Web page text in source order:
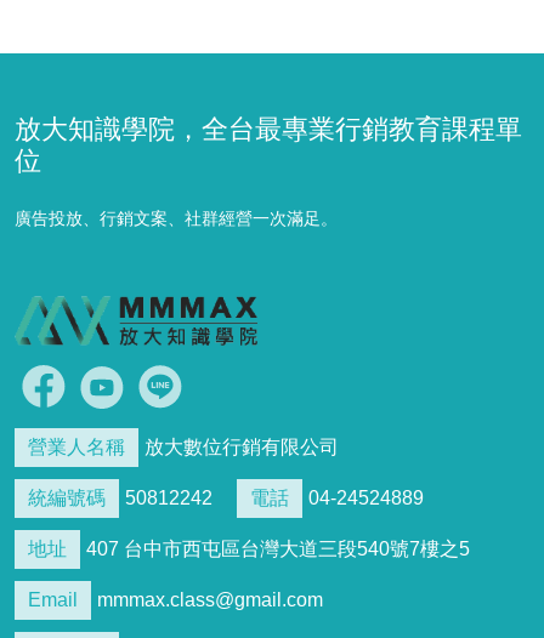
放大知識學院，全台最專業行銷教育課程單
位
廣告投放、行銷文案、社群經營一次滿足。
營業人名稱 放大數位行銷有限公司
統編號碼 50812242 電話 04-24524889
地址 407 台中市西屯區台灣大道三段540號7樓之5
Email mmmax.class@gmail.com